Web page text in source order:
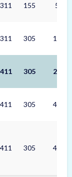
311 155 56
311 305 128
411 305 240
411 305 400
411 305 400